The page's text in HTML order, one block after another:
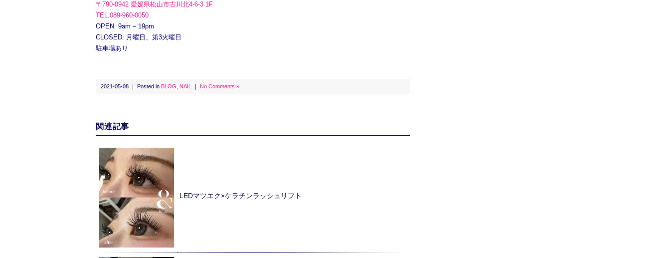
〒790-0942 愛媛県松山市古川北4-6-3 1F
TEL.089-960-0050
OPEN: 9am – 19pm
CLOSED: 月曜日、第3火曜日
駐車場あり
2021-05-08 ｜ Posted in BLOG NAIL ｜ No Comments »
関連記事
LEDマツエク×ケラチンラッシュリフト